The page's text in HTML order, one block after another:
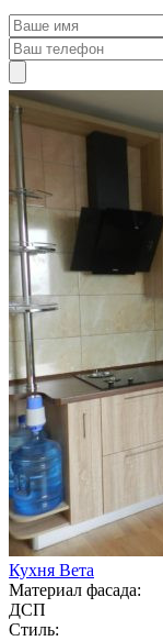
Кухня Вета
Материал фасада:
ДСП
Стиль: